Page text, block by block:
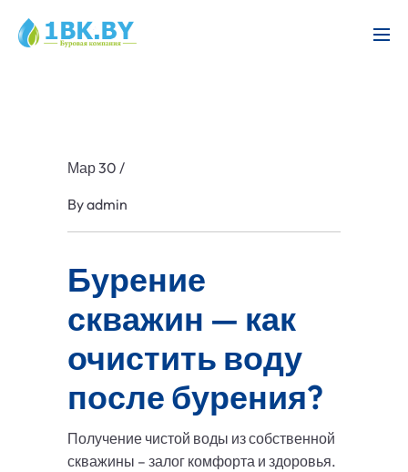
Мар 30 /
Byadmin
Бурение
скважин — как
очистить воду
после бурения?
Получение чистой воды из собственной
скважины – залог комфорта и здоровья.